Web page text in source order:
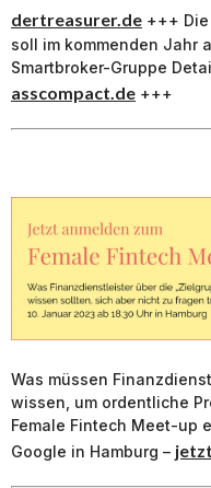
dertreasurer.de +++
soll im kommenden Jahr
Smartbroker-Gruppe
asscompact.de +++
Was müssen
wissen, um ordentliche
Female Fintech Meet-up
Google in Hamburg –